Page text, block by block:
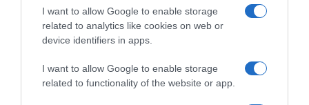
I want to allow Google to enable storage
related to analytics like cookies on web or
device identifiers in apps.
I want to allow Google to enable storage
related to functionality of the website or app.